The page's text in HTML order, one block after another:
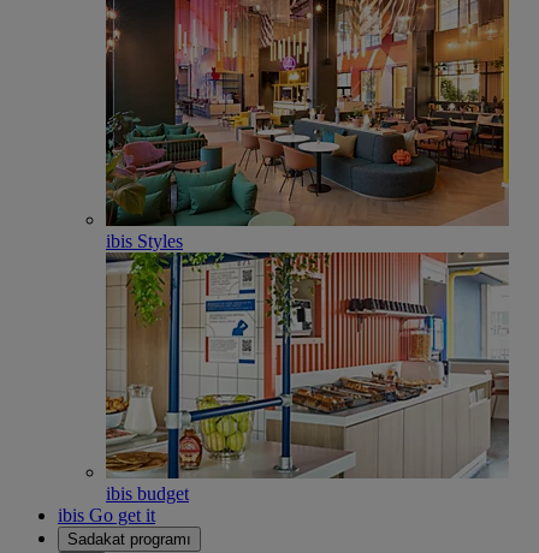
ibis Styles
ibis budget
ibis Go get it
Sadakat programı